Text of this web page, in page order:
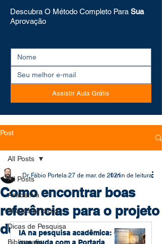
Descubra O Método Completo Para Sua
Aprovação
Assistir Aula Grátis
Post
All Posts
Academia
Artigos jurídicos
Dicas de Pesquisa
Bibliografia
All Posts
Como encontrar boas
referências para o projeto
de mestrado?
Dr. Fábio Portela 27 de mar. de 20211 min de leitura
IA na pesquisa acadêmica: o